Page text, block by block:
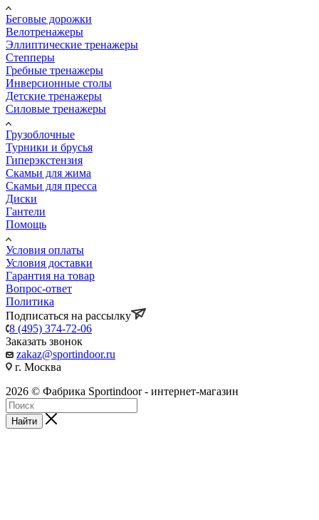
Беговые дорожки
Велотренажеры
Эллиптические тренажеры
Степперы
Гребные тренажеры
Инверсионные столы
Детские тренажеры
Силовые тренажеры
Грузоблочные
Турники и брусья
Гиперэкстензия
Скамьи для жима
Скамьи для пресса
Диски
Гантели
Помощь
Условия оплаты
Условия доставки
Гарантия на товар
Вопрос-ответ
Политика
Подписаться на рассылку
8 (495) 374-72-06
Заказать звонок
zakaz@sportindoor.ru
г. Москва
2026 © Фабрика Sportindoor - интернет-магазин
Найти